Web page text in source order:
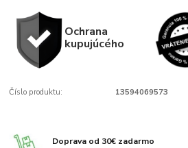
Ochrana
kupujúcého
Číslo produktu: 13594069573
Doprava od 30€ zadarmo